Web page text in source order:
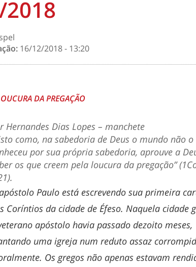
16/12/2018 - 13:20
DA PREGAÇÃO
Hernandes Dias Lopes – manchete
como, na sabedoria de Deus o mundo não o
por sua própria sabedoria, aprouve a
os que creem pela loucura da pregação”
Paulo está escrevendo sua primeira
Coríntios da cidade de Éfeso. Naquela cidade
apóstolo havia passado dezoito meses,
uma igreja num reduto assaz
Os gregos não apenas estavam